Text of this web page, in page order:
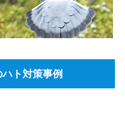
ト対策事例